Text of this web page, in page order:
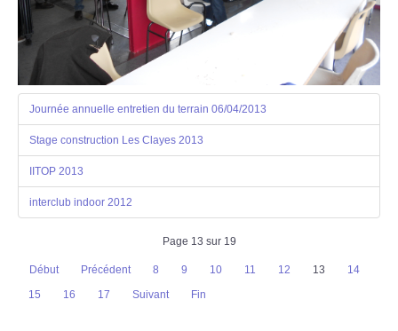
Journée annuelle entretien du terrain 06/04/2013
Stage construction Les Clayes 2013
IITOP 2013
interclub indoor 2012
Page 13 sur 19
Début Précédent 8 9 10 11 12 13
14
15
16 17 Suivant Fin